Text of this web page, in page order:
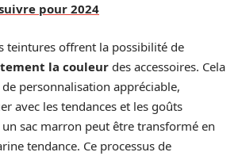
pour 2024
teintures offrent la possibilité de
la couleur des accessoires. Cela
personnalisation appréciable,
avec les tendances et les goûts
sac marron peut être transformé en
tendance. Ce processus de